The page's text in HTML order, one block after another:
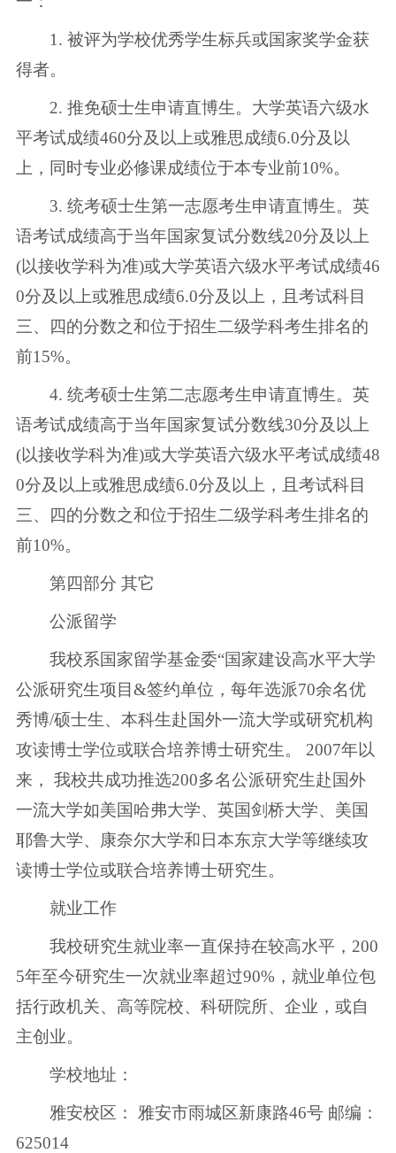
1. 被评为学校优秀学生标兵或国家奖学金获
得者。
2. 推免硕士生申请直博生。大学英语六级水
平考试成绩460分及以上或雅思成绩6.0分及以
上，同时专业必修课成绩位于本专业前10%。
3. 统考硕士生第一志愿考生申请直博生。英
语考试成绩高于当年国家复试分数线20分及以上
(以接收学科为准)或大学英语六级水平考试成绩46
0分及以上或雅思成绩6.0分及以上，且考试科目
三、四的分数之和位于招生二级学科考生排名的
前15%。
4. 统考硕士生第二志愿考生申请直博生。英
语考试成绩高于当年国家复试分数线30分及以上
(以接收学科为准)或大学英语六级水平考试成绩48
0分及以上或雅思成绩6.0分及以上，且考试科目
三、四的分数之和位于招生二级学科考生排名的
前10%。
第四部分 其它
公派留学
我校系国家留学基金委“国家建设高水平大学
公派研究生项目&签约单位，每年选派70余名优
秀博/硕士生、本科生赴国外一流大学或研究机构
攻读博士学位或联合培养博士研究生。 2007年以
来， 我校共成功推选200多名公派研究生赴国外
一流大学如美国哈弗大学、英国剑桥大学、美国
耶鲁大学、康奈尔大学和日本东京大学等继续攻
读博士学位或联合培养博士研究生。
就业工作
我校研究生就业率一直保持在较高水平，200
5年至今研究生一次就业率超过90%，就业单位包
括行政机关、高等院校、科研院所、企业，或自
主创业。
学校地址：
雅安校区： 雅安市雨城区新康路46号 邮编：
625014